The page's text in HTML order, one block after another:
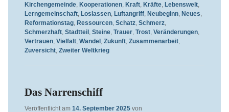
Kirchengemeinde, Kooperationen, Kraft, Kräfte, Lebenswelt,
Lerngemeinschaft, Loslassen, Luftangriff, Neubeginn, Neues,
Reformationstag, Ressourcen, Schatz, Schmerz,
Schmerzhaft, Stadtteil , Steine, Trauer, Trost, Veränderungen,
Vertrauen, Vielfalt, Wandel , Zukunft, Zusammenarbeit,
Zuversicht, Zweiter Weltkrieg
Das Narrenschiff
Veröffentlicht am 14. September 2025 von